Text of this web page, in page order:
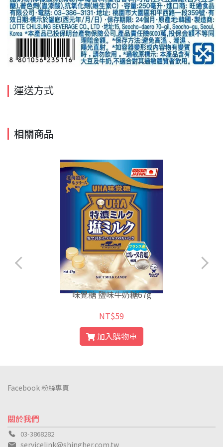
運送方式
相關商品
味覺糖 鹽味牛奶糖67g
NT$59
加入購物車
關於我們
03-3868282
servicelink@shingher.com.tw
Facebook 粉絲專頁